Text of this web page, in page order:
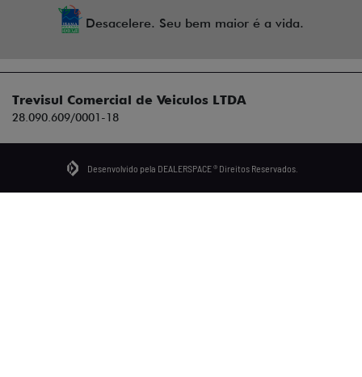
Desacelere. Seu bem maior é a vida.
Trevisul Comercial de Veiculos LTDA
28.090.609/0001-18
Desenvolvido pela DEALERSPACE ® Direitos Reservados.